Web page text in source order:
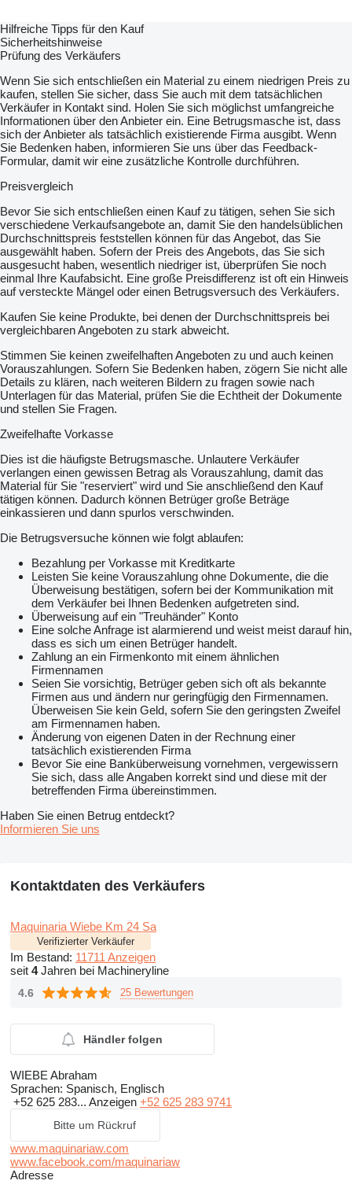
Hilfreiche Tipps für den Kauf
Sicherheitshinweise
Prüfung des Verkäufers
Wenn Sie sich entschließen ein Material zu einem niedrigen Preis zu
kaufen, stellen Sie sicher, dass Sie auch mit dem tatsächlichen
Verkäufer in Kontakt sind. Holen Sie sich möglichst umfangreiche
Informationen über den Anbieter ein. Eine Betrugsmasche ist, dass
sich der Anbieter als tatsächlich existierende Firma ausgibt. Wenn
Sie Bedenken haben, informieren Sie uns über das Feedback-
Formular, damit wir eine zusätzliche Kontrolle durchführen.
Preisvergleich
Bevor Sie sich entschließen einen Kauf zu tätigen, sehen Sie sich
verschiedene Verkaufsangebote an, damit Sie den handelsüblichen
Durchschnittspreis feststellen können für das Angebot, das Sie
ausgewählt haben. Sofern der Preis des Angebots, das Sie sich
ausgesucht haben, wesentlich niedriger ist, überprüfen Sie noch
einmal Ihre Kaufabsicht. Eine große Preisdifferenz ist oft ein Hinweis
auf versteckte Mängel oder einen Betrugsversuch des Verkäufers.
Kaufen Sie keine Produkte, bei denen der Durchschnittspreis bei
vergleichbaren Angeboten zu stark abweicht.
Stimmen Sie keinen zweifelhaften Angeboten zu und auch keinen
Vorauszahlungen. Sofern Sie Bedenken haben, zögern Sie nicht alle
Details zu klären, nach weiteren Bildern zu fragen sowie nach
Unterlagen für das Material, prüfen Sie die Echtheit der Dokumente
und stellen Sie Fragen.
Zweifelhafte Vorkasse
Dies ist die häufigste Betrugsmasche. Unlautere Verkäufer
verlangen einen gewissen Betrag als Vorauszahlung, damit das
Material für Sie "reserviert" wird und Sie anschließend den Kauf
tätigen können. Dadurch können Betrüger große Beträge
einkassieren und dann spurlos verschwinden.
Die Betrugsversuche können wie folgt ablaufen:
Bezahlung per Vorkasse mit Kreditkarte
Leisten Sie keine Vorauszahlung ohne Dokumente, die die
Überweisung bestätigen, sofern bei der Kommunikation mit
dem Verkäufer bei Ihnen Bedenken aufgetreten sind.
Überweisung auf ein "Treuhänder" Konto
Eine solche Anfrage ist alarmierend und weist meist darauf hin,
dass es sich um einen Betrüger handelt.
Zahlung an ein Firmenkonto mit einem ähnlichen
Firmennamen
Seien Sie vorsichtig, Betrüger geben sich oft als bekannte
Firmen aus und ändern nur geringfügig den Firmennamen.
Überweisen Sie kein Geld, sofern Sie den geringsten Zweifel
am Firmennamen haben.
Änderung von eigenen Daten in der Rechnung einer
tatsächlich existierenden Firma
Bevor Sie eine Banküberweisung vornehmen, vergewissern
Sie sich, dass alle Angaben korrekt sind und diese mit der
betreffenden Firma übereinstimmen.
Haben Sie einen Betrug entdeckt?
Informieren Sie uns
Kontaktdaten des Verkäufers
Maquinaria Wiebe Km 24 Sa
Verifizierter Verkäufer
Im Bestand: 11711 Anzeigen
seit 4Jahren bei Machineryline
4.6 25 Bewertungen
Händler folgen
WIEBE Abraham
Sprachen: Spanisch, Englisch
+52 625 283... Anzeigen +52 625 283 9741
Bitte um Rückruf
www.maquinariaw.com
www.facebook.com/maquinariaw
Adresse